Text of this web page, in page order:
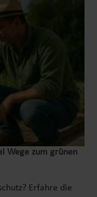
Wege zum grünen
Erfahre die